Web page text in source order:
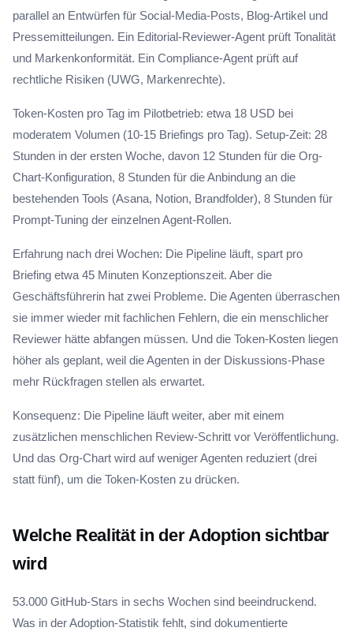
parallel an Entwürfen für Social-Media-Posts, Blog-Artikel und
Pressemitteilungen. Ein Editorial-Reviewer-Agent prüft Tonalität
und Markenkonformität. Ein Compliance-Agent prüft auf
rechtliche Risiken (UWG, Markenrechte).
Token-Kosten pro Tag im Pilotbetrieb: etwa 18 USD bei
moderatem Volumen (10-15 Briefings pro Tag). Setup-Zeit: 28
Stunden in der ersten Woche, davon 12 Stunden für die Org-
Chart-Konfiguration, 8 Stunden für die Anbindung an die
bestehenden Tools (Asana, Notion, Brandfolder), 8 Stunden für
Prompt-Tuning der einzelnen Agent-Rollen.
Erfahrung nach drei Wochen: Die Pipeline läuft, spart pro
Briefing etwa 45 Minuten Konzeptionszeit. Aber die
Geschäftsführerin hat zwei Probleme. Die Agenten überraschen
sie immer wieder mit fachlichen Fehlern, die ein menschlicher
Reviewer hätte abfangen müssen. Und die Token-Kosten liegen
höher als geplant, weil die Agenten in der Diskussions-Phase
mehr Rückfragen stellen als erwartet.
Konsequenz: Die Pipeline läuft weiter, aber mit einem
zusätzlichen menschlichen Review-Schritt vor Veröffentlichung.
Und das Org-Chart wird auf weniger Agenten reduziert (drei
statt fünf), um die Token-Kosten zu drücken.
Welche Realität in der Adoption sichtbar
wird
53.000 GitHub-Stars in sechs Wochen sind beeindruckend.
Was in der Adoption-Statistik fehlt, sind dokumentierte